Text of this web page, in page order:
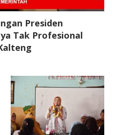
Presiden
Tak Profesional